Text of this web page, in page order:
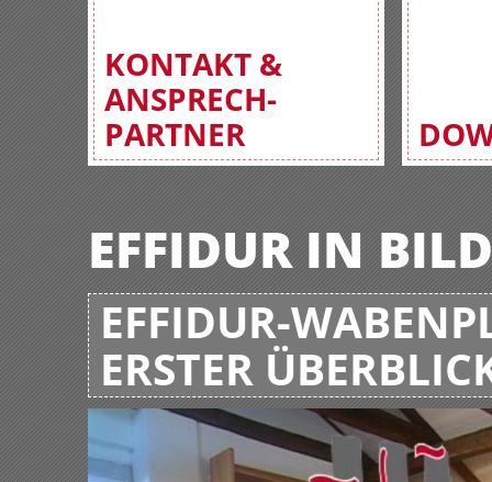
KONTAKT &
ANSPRECH-
PARTNER
EFFIDUR IN
EFFIDUR-
ERSTER